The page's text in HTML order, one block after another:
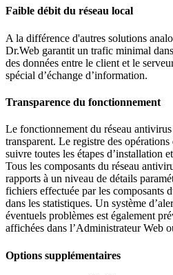
Faible débit du réseau local
A la différence d'autres solutions
Dr.Web garantit un trafic minimal
des données entre le client et le
spécial d’échange d’information.
Transparence du fonctionnement
Le fonctionnement du réseau
transparent. Le registre des
suivre toutes les étapes d’installation
Tous les composants du réseau
rapports à un niveau de détails
fichiers effectuée par les composants
dans les statistiques. Un système
éventuels problèmes est également
affichées dans l’Administrateur Web
Options supplémentaires